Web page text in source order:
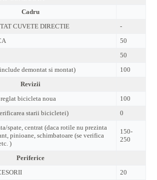
Cadru
CUVETE DIRECTIE
-
50
50
demontat si montat)
100
Revizii
bicicleta noua
100
starii bicicletei)
0
spate, centrat (daca rotile nu prezinta
pinioane, schimbatoare (se verifica
)
150-
250
Periferice
20